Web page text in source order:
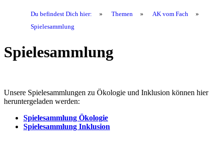
Du befindest Dich hier: » Themen » AK vom Fach
»
Spielesammlung
Spielesammlung
Unsere Spielesammlungen zu Ökologie und Inklusion können hier
heruntergeladen werden:
Spielesammlung Ökologie
Spielesammlung Inklusion